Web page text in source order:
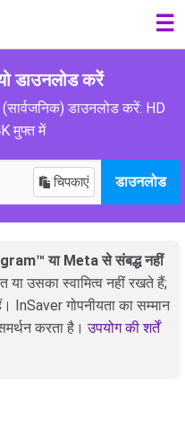
☰
डाउनलोड करें
(सार्वजनिक) डाउनलोड करें: HD
मुफ्त में
चिपकाएं डाउनलोड
या Meta से संबद्ध नहीं
या उसका स्वामित्व नहीं रखते हैं;
InSaver गोपनीयता का सम्मान
करता है।उपयोग की शर्तें